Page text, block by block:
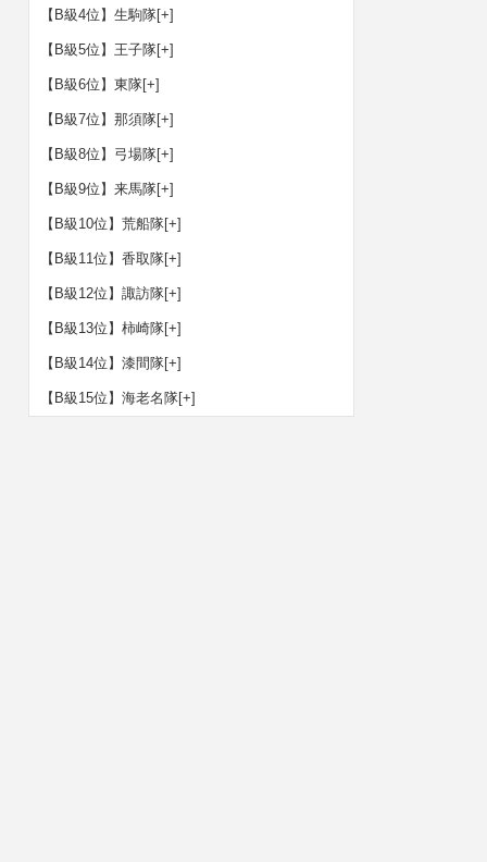
【B級4位】生駒隊[+]
【B級5位】王子隊[+]
【B級6位】東隊[+]
【B級7位】那須隊[+]
【B級8位】弓場隊[+]
【B級9位】来馬隊[+]
【B級10位】荒船隊[+]
【B級11位】香取隊[+]
【B級12位】諏訪隊[+]
【B級13位】柿崎隊[+]
【B級14位】漆間隊[+]
【B級15位】海老名隊[+]